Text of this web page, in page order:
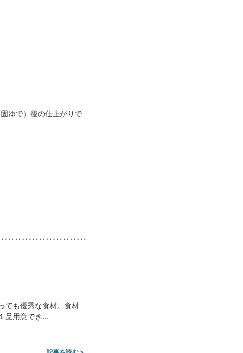
ゆで）後の仕上がりで
ても優秀な食材。食材
品用意でき...